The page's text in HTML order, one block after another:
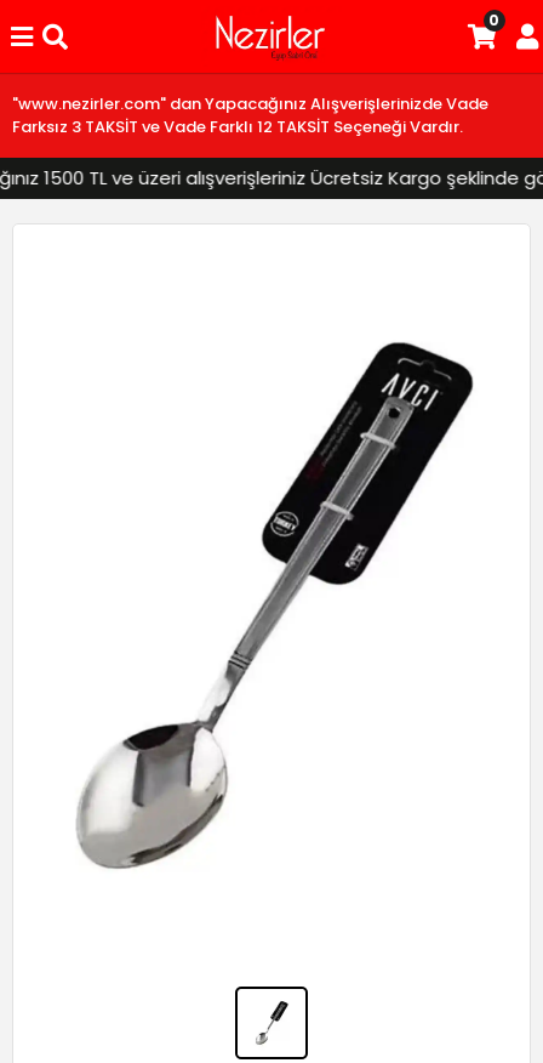
"www.nezirler.com" dan Yapacağınız Alışverişlerinizde Vade
Farksız 3 TAKSİT ve Vade Farklı 12 TAKSİT Seçeneği Vardır.
1500 TL ve üzeri alışverişleriniz Ücretsiz Kargo şeklinde
0